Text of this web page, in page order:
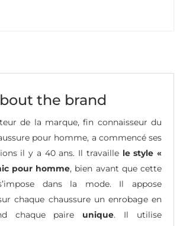
the brand
de la marque, fin connaisseur du
pour homme, a commencé ses
il y a 40 ans. Il travaille le style «
pour homme, bien avant que cette
dans la mode. Il appose
chaque chaussure un enrobage en
chaque paire unique. Il utilise